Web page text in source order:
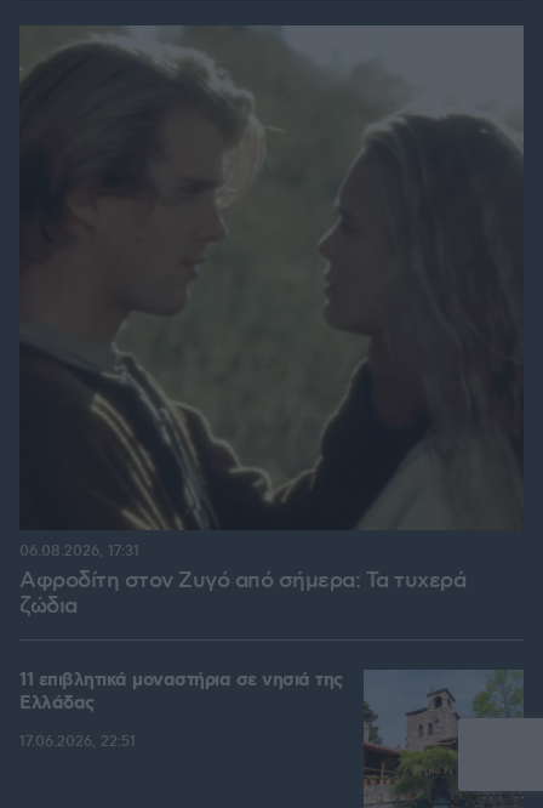
Αφροδίτη στον Ζυγό από σήμερα: Τα τυχερά
ζώδια
06.08.2026, 17:31
11 επιβλητικά μοναστήρια σε νησιά της
Ελλάδας
17.06.2026, 22:51